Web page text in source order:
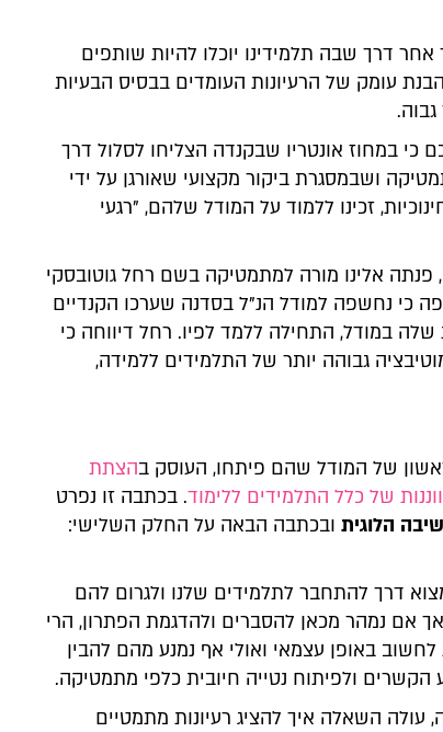
דרך שבה תלמידינו יוכלו להיות שותפים
עומק של הרעיונות העומדים בבסיס הבעיות
במחוז אונטריו שבקנדה הצליחו לסלול דרך
ושבמסגרת ביקור מקצועי שאורגן על ידי
זכינו ללמוד על המודל שלהם, "רגעי
אלינו מורה למתמטיקה בשם רחל גוטובסקי
כי נחשפה למודל הנ"ל בסדנה שערכו הקנדיים
במודל, התחילה ללמד לפיו. רחל דיווחה כי
גבוהה יותר של התלמידים ללמידה,
של המודל שהם פיתחו, העוסק בהצתת
של כלל התלמידים ללימוד. בכתבה זו נפרט
הלוגיתובכתבה הבאה על החלק השלישי:
דרך להתחבר לתלמידים שלנו ולגרום להם
אם נמהר מכאן להסברים ולהדגמת הפתרון, הרי
באופן עצמאי ואולי אף נמנע מהם להבין
הקשרים ולפיתוח נטייה חיובית כלפי מתמטיקה.
השאלה איך להציג רעיונות מתמטיים